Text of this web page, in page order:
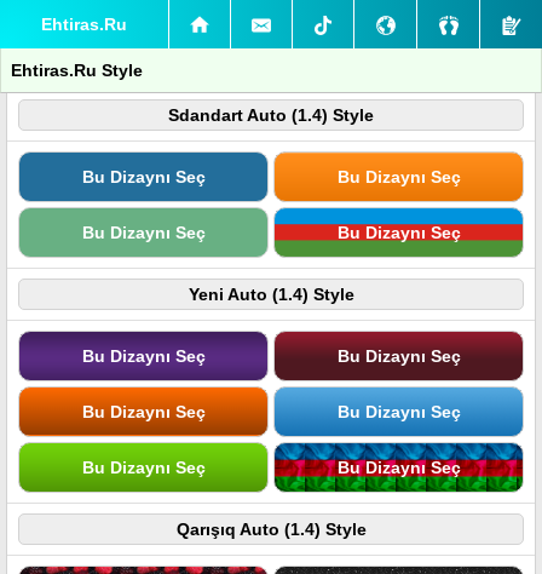
Ehtiras.Ru
Ehtiras.Ru Style
Sdandart Auto (1.4) Style
Bu Dizaynı Seç Bu Dizaynı Seç
Bu Dizaynı Seç Bu Dizaynı Seç
Yeni Auto (1.4) Style
Bu Dizaynı Seç Bu Dizaynı Seç
Bu Dizaynı Seç Bu Dizaynı Seç
Bu Dizaynı Seç Bu Dizaynı Seç
Qarışıq Auto (1.4) Style